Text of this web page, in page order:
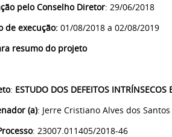
pelo Conselho Diretor: 29/06/2018
de execução: 01/08/2018 a 02/08/2019
resumo do projeto
: ESTUDO DOS DEFEITOS
(a): Jerre Cristiano Alves dos Santos
: 23007.011405/2018-46